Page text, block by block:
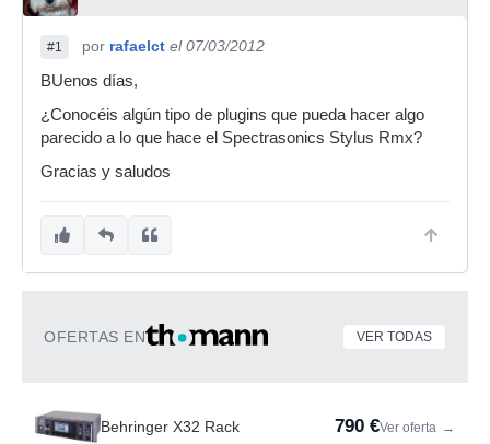
#1 por rafaelct el 07/03/2012
BUenos días,
¿Conocéis algún tipo de plugins que pueda hacer algo
parecido a lo que hace el Spectrasonics Stylus Rmx?
Gracias y saludos
OFERTAS EN VER TODAS
Behringer X32 Rack 790 €Ver oferta →